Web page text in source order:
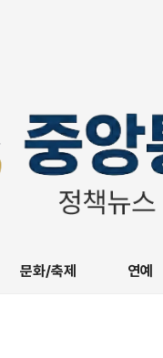
문화/축제 연예